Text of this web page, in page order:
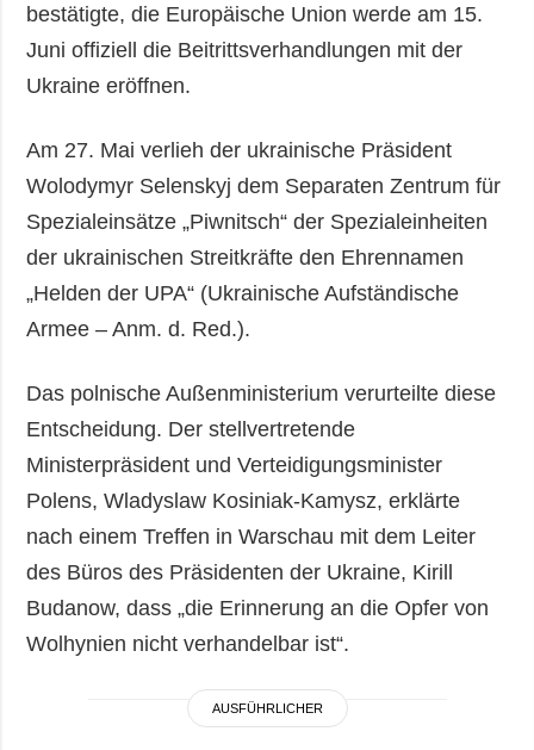
bestätigte, die Europäische Union werde am 15.
Juni offiziell die Beitrittsverhandlungen mit der
Ukraine eröffnen.
Am 27. Mai verlieh der ukrainische Präsident
Wolodymyr Selenskyj dem Separaten Zentrum für
Spezialeinsätze „Piwnitsch“ der Spezialeinheiten
der ukrainischen Streitkräfte den Ehrennamen
„Helden der UPA“ (Ukrainische Aufständische
Armee – Anm. d. Red.).
Das polnische Außenministerium verurteilte diese
Entscheidung. Der stellvertretende
Ministerpräsident und Verteidigungsminister
Polens, Wladyslaw Kosiniak-Kamysz, erklärte
nach einem Treffen in Warschau mit dem Leiter
des Büros des Präsidenten der Ukraine, Kirill
Budanow, dass „die Erinnerung an die Opfer von
Wolhynien nicht verhandelbar ist“.
AUSFÜHRLICHER